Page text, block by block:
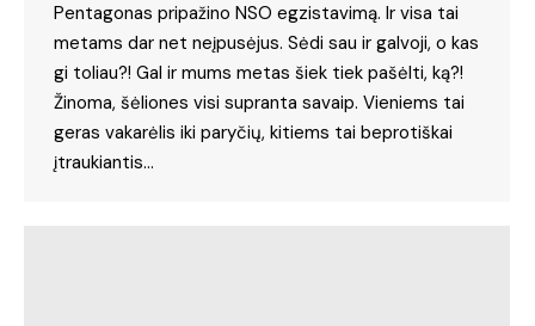
Pentagonas pripažino NSO egzistavimą. Ir visa tai
metams dar net neįpusėjus. Sėdi sau ir galvoji, o kas
gi toliau?! Gal ir mums metas šiek tiek pašėlti, ką?!
Žinoma, šėliones visi supranta savaip. Vieniems tai
geras vakarėlis iki paryčių, kitiems tai beprotiškai
įtraukiantis…